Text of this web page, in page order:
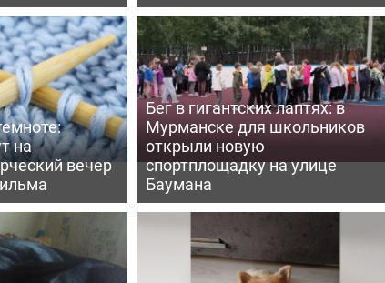
на
вечер
Бег в гигантских лаптях: в
Мурманске для школьников
открыли новую
спортплощадку на улице
Баумана